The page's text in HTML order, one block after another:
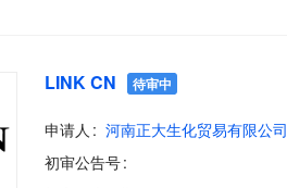
LINK CN 待审中
申请人 河南正大生化贸易有限公司
初审公告号